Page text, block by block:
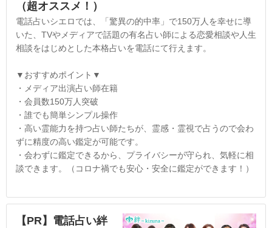
（超オススメ！）
電話占いシエロでは、「驚異の的中率」で150万人を幸せに導
いた、TVやメディアで話題の有名占い師による恋愛相談や人生
相談をはじめとした本格占いを電話にて行えます。
▼おすすめポイント▼
・メディア出演占い師在籍
・会員数150万人突破
・誰でも簡単シンプル操作
・高い霊能力を持つ占い師たちが、霊感・霊視で占うので会わ
ずに精度の高い鑑定が可能です。
・会わずに鑑定できるから、プライバシーが守られ、気軽に相
談できます。（コロナ禍でも安心・安全に鑑定ができます！）
【PR】電話占い絆